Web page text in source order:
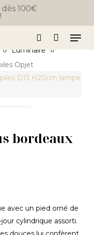
100€
search
Luminaire
Opjet
bordeaux
avec un pied orné de
cylindrique assorti.